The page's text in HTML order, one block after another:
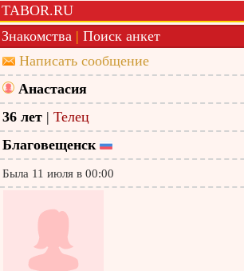
TABOR.RU
Знакомства | Поиск анкет
Написать сообщение
Анастасия
36 лет | Телец
Благовещенск
Была 11 июля в 00:00